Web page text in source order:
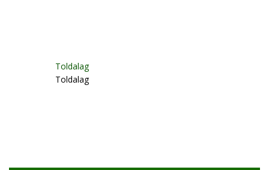
Toldalag
Toldalag